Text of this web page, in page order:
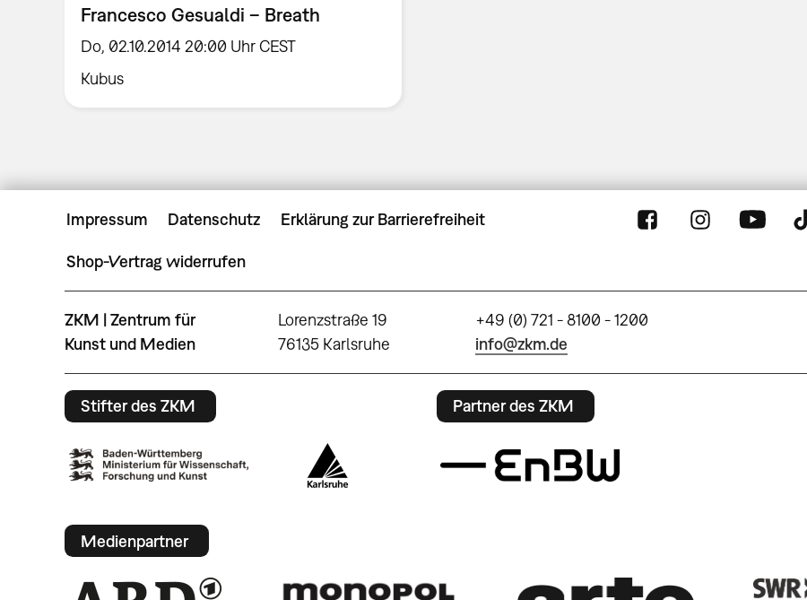
Francesco Gesualdi – Breath
Do, 02.10.2014 20:00 Uhr CEST
Kubus
Impressum Datenschutz Erklärung zur Barrierefreiheit
Shop-Vertrag widerrufen
ZKM | Zentrum für
Kunst und Medien
Lorenzstraße 19
76135 Karlsruhe
+49 (0) 721 - 8100 - 1200
info@zkm.de
Stifter des ZKM Partner des ZKM
Medienpartner